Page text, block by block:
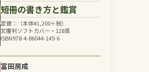
短冊の書き方と鑑賞
定価：（本体¥1,200＋税）
文庫判ソフトカバー・128頁
ISBN978-4-86044-145-6
富田房成